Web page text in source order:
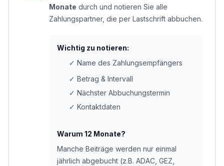
Monate durch und notieren Sie alle
Zahlungspartner, die per Lastschrift abbuchen.
Wichtig zu notieren:
✓ Name des Zahlungsempfängers
✓ Betrag & Intervall
✓ Nächster Abbuchungstermin
✓ Kontaktdaten
Warum 12 Monate?
Manche Beiträge werden nur einmal
jährlich abgebucht (z.B. ADAC, GEZ,